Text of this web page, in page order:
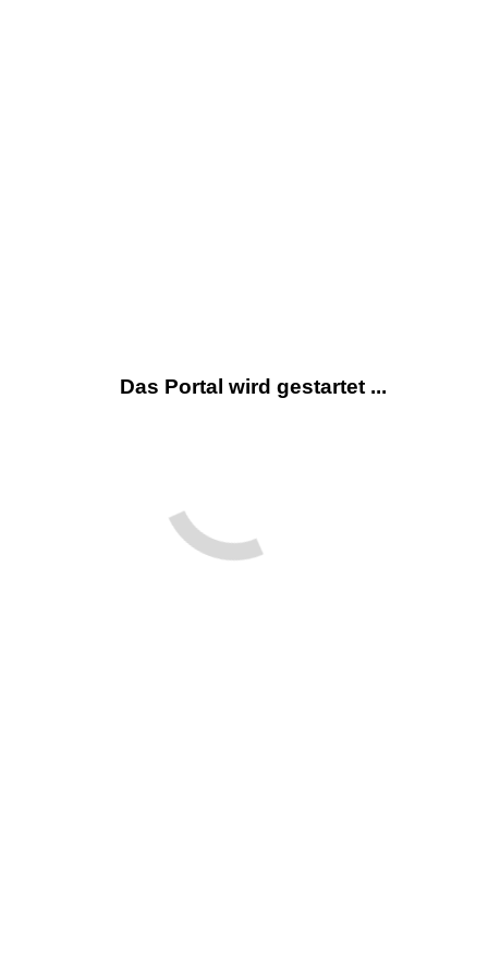
Das Portal wird gestartet ...